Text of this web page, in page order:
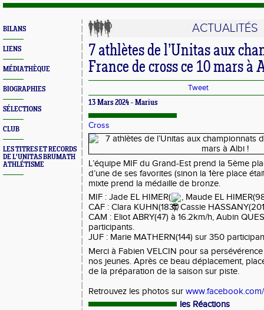
BILANS
LIENS
MÉDIATHÈQUE
BIOGRAPHIES
SÉLECTIONS
CLUB
LES TITRES ET RECORDS
DE L'UNITAS BRUMATH
ATHLÉTISME
ACTUALITÉS
7 athlètes de l’Unitas aux
France de cross ce 10 mars à
Tweet
13 Mars 2024 - Marius
Cross
L’équipe MIF du Grand-Est prend la 5ème
d’une de ses favorites (sinon la 1ère place
mixte prend la médaille de bronze.
MIF : Jade EL HIMER(
, Maude EL
CAF : Clara KUHN(183), Cassie
CAM : Eliot ABRY(47) à 16.2km/h, Aubin
participants.
JUF : Marie MATHERN(144) sur 350
Merci à Fabien VELCIN pour sa
nos jeunes. Après ce beau déplacement,
de la préparation de la saison sur piste.
Retrouvez les photos sur
les Réactions